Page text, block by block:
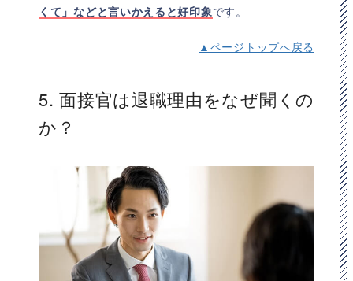
くて」などと言いかえると好印象です。
▲ページトップへ戻る
5. 面接官は退職理由をなぜ聞くの
か？